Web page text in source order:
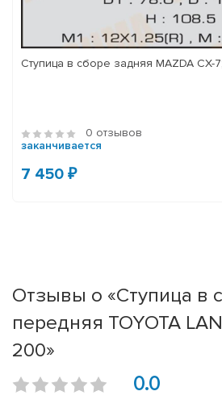
Ступица в сборе задняя MAZDA CX-
0 отзывов
заканчивается
7 450 ₽
Отзывы о «Ступица в
передняя TOYOTA
200»
0.0